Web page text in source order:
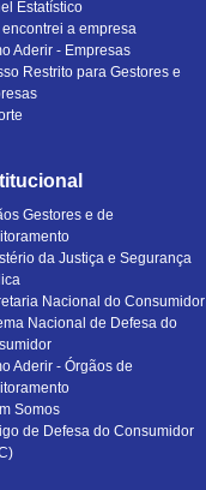
Estatístico
encontrei a empresa
Aderir - Empresas
Restrito para Gestores e
Gestores e de
da Justiça e Segurança
Nacional do Consumidor
Nacional de Defesa do
Aderir - Órgãos de
Somos
de Defesa do Consumidor